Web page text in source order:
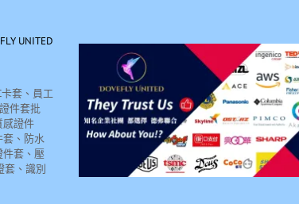
UNITED
套、員工
件套批
感證件
套、防水
件套、壓
套、識別